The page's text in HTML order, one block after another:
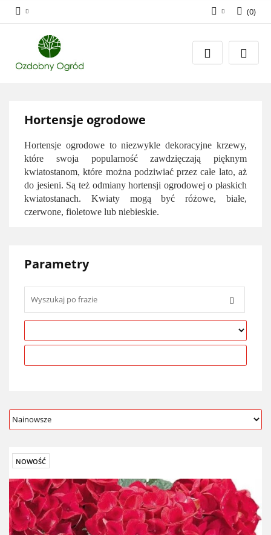
Zaloguj się
Zarejestruj się
(0)
Hortensje ogrodowe
Hortensje ogrodowe to niezwykle dekoracyjne krzewy,
które swoja popularność zawdzięczają pięknym
kwiatostanom, które można podziwiać przez całe lato, aż
do jesieni. Są też odmiany hortensji ogrodowej o płaskich
kwiatostanach. Kwiaty mogą być różowe, białe,
czerwone, fioletowe lub niebieskie.
Parametry
NOWOŚĆ